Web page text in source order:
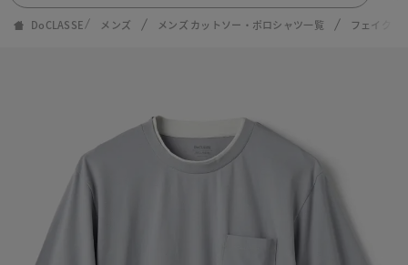
DoCLASSE メンズ メンズ カットソー・ポロシャツ一覧 フェイクレ